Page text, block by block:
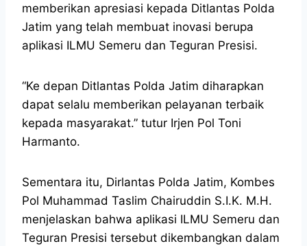
memberikan apresiasi kepada Ditlantas Polda
Jatim yang telah membuat inovasi berupa
aplikasi ILMU Semeru dan Teguran Presisi.
“Ke depan Ditlantas Polda Jatim diharapkan
dapat selalu memberikan pelayanan terbaik
kepada masyarakat.” tutur Irjen Pol Toni
Harmanto.
Sementara itu, Dirlantas Polda Jatim, Kombes
Pol Muhammad Taslim Chairuddin S.I.K. M.H.
menjelaskan bahwa aplikasi ILMU Semeru dan
Teguran Presisi tersebut dikembangkan dalam